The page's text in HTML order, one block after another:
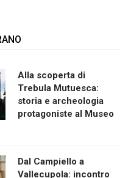
Alla scoperta di
Trebula Mutuesca:
storia e archeologia
protagoniste al Museo
Dal Campiello a
Vallecupola: incontro